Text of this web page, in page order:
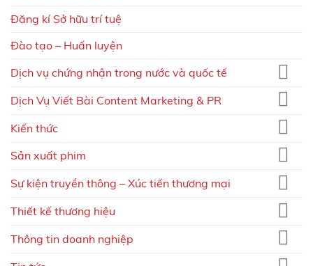
Đăng kí Sở hữu trí tuệ
Đào tạo – Huấn luyện
Dịch vụ chứng nhận trong nước và quốc tế
Dịch Vụ Viết Bài Content Marketing & PR
Kiến thức
Sản xuất phim
Sự kiện truyền thông – Xúc tiến thương mại
Thiết kế thương hiệu
Thông tin doanh nghiệp